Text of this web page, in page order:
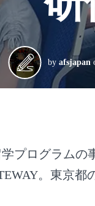
by afsjapan
プログラム
。東京